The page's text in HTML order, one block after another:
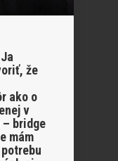
že
ako o
v
– bridge
mám